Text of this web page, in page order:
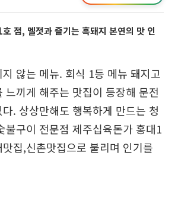
점, 멜젓과 즐기는 흑돼지 본연의 맛 인
않는 메뉴. 회식 1등 메뉴 돼지고
느끼게 해주는 맛집이 등장해 문전
. 상상만해도 행복하게 만드는 청
불구이 전문점 제주십육돈가 홍대1
집,신촌맛집으로 불리며 인기를